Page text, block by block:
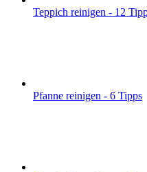
Teppich reinigen - 12
Pfanne reinigen - 6 Tipps